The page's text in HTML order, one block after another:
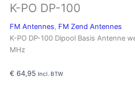
K-PO DP-100
FM Antennes, FM Zend Antennes
K-PO DP-100 Dipool Basis Antenne
MHz
€ 64,95 Incl. BTW